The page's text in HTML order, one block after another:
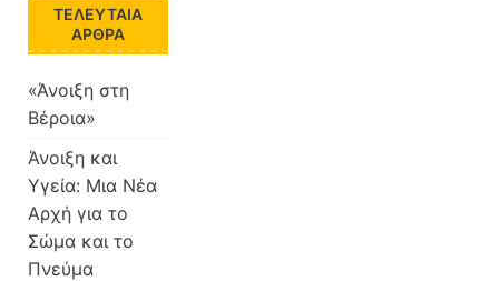
ΤΕΛΕΥΤΑΊΑ
ΆΡΘΡΑ
«Άνοιξη στη
Βέροια»
Άνοιξη και
Υγεία: Μια Νέα
Αρχή για το
Σώμα και το
Πνεύμα